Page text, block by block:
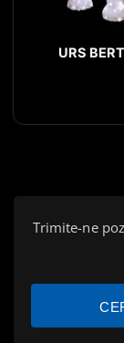
URS
Trimite-ne